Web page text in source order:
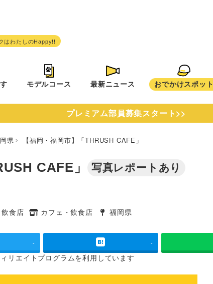
モデルコース 最新ニュース おでかけスポット
プレミアム部員募集スタート>>
県 【福岡・福岡市】「THRUSH CAFE」
CAFE」 写真レポートあり
食店
タグ
カフェ・飲食店
タグ
福岡県
- -
リエイトプログラムを利用しています